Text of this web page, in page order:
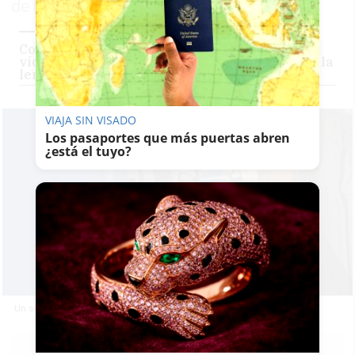
de la madrugada
Como los cárteles de Colombia o México: a la
víctima del secuestro de Sanlúcar le cortaron la
lengua y una oreja
Un secuestro con tiroteo en Sanlúcar.
VIAJA SIN VISADO
Los pasaportes que más puertas abren
¿está el tuyo?